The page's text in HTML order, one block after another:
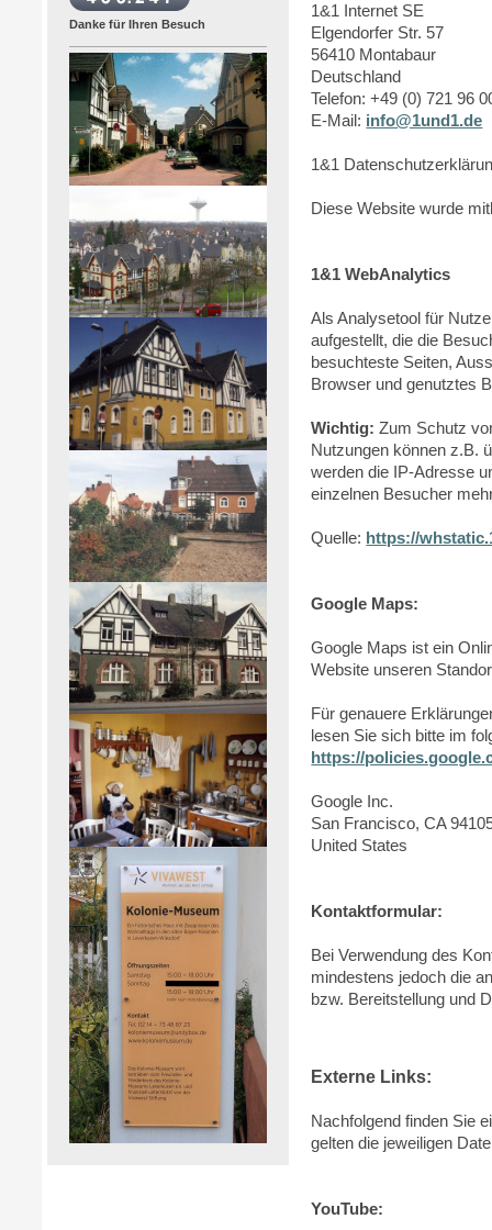
Danke für Ihren Besuch
1&1 Internet SE
Elgendorfer Str. 57
56410 Montabaur
Deutschland
Telefon: +49 (0) 721 96
E-Mail: info@1und1.de
1&1
Diese Website wurde
1&1 WebAnalytics
Als Analysetool für
aufgestellt, die die
besuchteste Seiten,
Browser und genutztes
Wichtig: Zum Schutz
Nutzungen können z.B.
werden die IP-Adresse
einzelnen Besucher
Quelle: https://
Google Maps:
Google Maps ist ein
Website unseren
Für genauere
lesen Sie sich bitte im
https://
Google Inc.
San Francisco, CA
United States
Kontaktformular:
Bei Verwendung des
mindestens jedoch die
bzw. Bereitstellung und
Externe Links:
Nachfolgend finden Sie
gelten die jeweiligen
YouTube: